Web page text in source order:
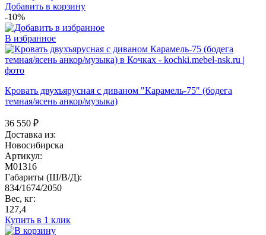
Добавить в корзину
-10%
В избранное
Кровать двухъярусная с диваном "Карамель-75" (бодега
темная/ясень анкор/музыка)
36 550 ₽
Доставка из:
Новосибирска
Артикул:
M01316
Габариты (Ш/В/Д):
834/1674/2050
Вес, кг:
127,4
Купить в 1 клик